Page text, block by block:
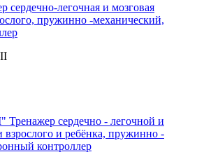
легочная и мозговая
пружинно -механический,